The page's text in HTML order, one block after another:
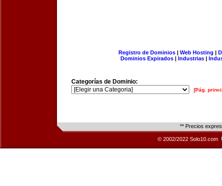
Registro de Dominios| Web Hosting |
Dominios Expirados | Industrias |
Categorías de Dominio:
[Pág.
** Precios
© 2002/2022 Solo10.com